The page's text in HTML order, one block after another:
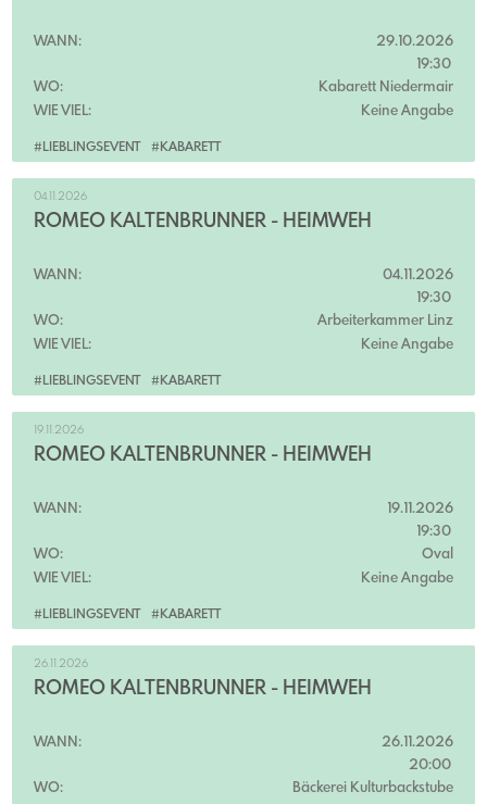
#LIEBLINGSEVENT #KABARETT
WANN:
29.10.2026
19:30
WO:
Kabarett Niedermair
WIE VIEL:
Keine Angabe
#LIEBLINGSEVENT #KABARETT
04.11.2026
ROMEO KALTENBRUNNER - HEIMWEH
WANN:
04.11.2026
19:30
WO:
Arbeiterkammer Linz
WIE VIEL:
Keine Angabe
#LIEBLINGSEVENT #KABARETT
19.11.2026
ROMEO KALTENBRUNNER - HEIMWEH
WANN:
19.11.2026
19:30
WO:
Oval
WIE VIEL:
Keine Angabe
26.11.2026
ROMEO KALTENBRUNNER - HEIMWEH
WANN:
26.11.2026
20:00
WO:
Bäckerei Kulturbackstube